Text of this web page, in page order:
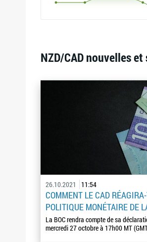
NZD/CAD nouvelles
26.10.2021 11:54
COMMENT LE CAD
POLITIQUE MONÉTAIRE DE
La BOC rendra compte de sa
mercredi 27 octobre à 17h00 MT